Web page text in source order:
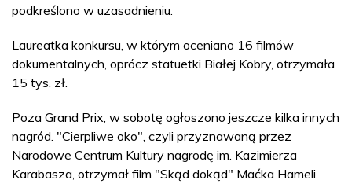
podkreślono w uzasadnieniu.
Laureatka konkursu, w którym oceniano 16 filmów
dokumentalnych, oprócz statuetki Białej Kobry, otrzymała
15 tys. zł.
Poza Grand Prix, w sobotę ogłoszono jeszcze kilka innych
nagród. "Cierpliwe oko", czyli przyznawaną przez
Narodowe Centrum Kultury nagrodę im. Kazimierza
Karabasza, otrzymał film "Skąd dokąd" Maćka Hameli.